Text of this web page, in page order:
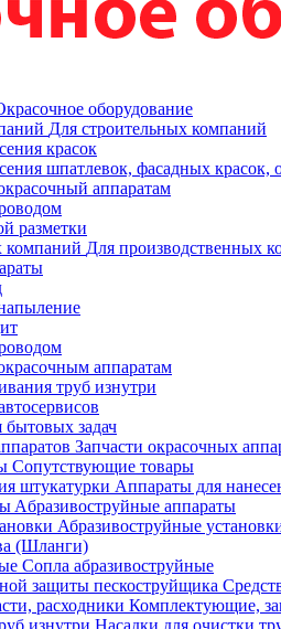
оборудование
Для строительных компаний
красок
шпатлевок, фасадных красок,
аппаратам
разметки
Для производственных
аппаратам
труб изнутри
бытовых задач
Запчасти окрасочных
Сопутствующие товары
Аппараты для
Aбразивоструйные аппараты
Абразивоструйные
(Шланги)
Сопла абразивоструйные
Комплектующие,
Насадки для очистки